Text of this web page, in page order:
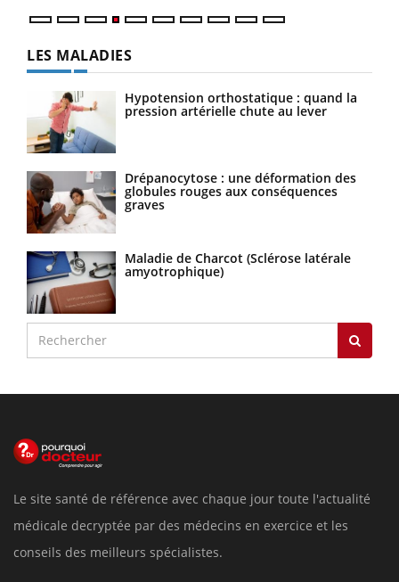
LES MALADIES
Hypotension orthostatique : quand la
pression artérielle chute au lever
Drépanocytose : une déformation des
globules rouges aux conséquences
graves
Maladie de Charcot (Sclérose latérale
amyotrophique)
Le site santé de référence avec chaque jour toute l'actualité
médicale decryptée par des médecins en exercice et les
conseils des meilleurs spécialistes.